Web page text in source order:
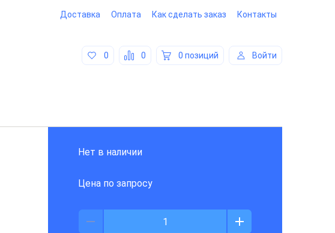
Доставка Оплата Как сделать заказ Контакты
0 0 0 позиций Войти
Нет в наличии
Цена по запросу